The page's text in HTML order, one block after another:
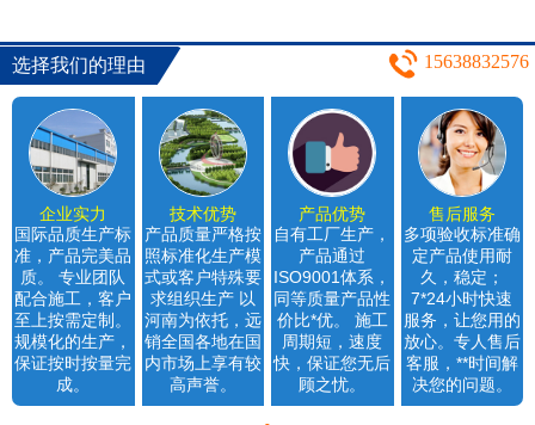
选择我们的理由 15638832576
企业实力
国际品质生产标
准，产品完美品
质。 专业团队
配合施工，客户
至上按需定制。
规模化的生产，
保证按时按量完
成。
技术优势
产品质量严格按
照标准化生产模
式或客户特殊要
求组织生产 以
河南为依托，远
销全国各地在国
内市场上享有较
高声誉。
产品优势
自有工厂生产，
产品通过
ISO9001体系，
同等质量产品性
价比*优。 施工
周期短，速度
快，保证您无后
顾之忧。
售后服务
多项验收标准确
定产品使用耐
久，稳定；
7*24小时快速
服务，让您用的
放心。专人售后
客服，**时间解
决您的问题。